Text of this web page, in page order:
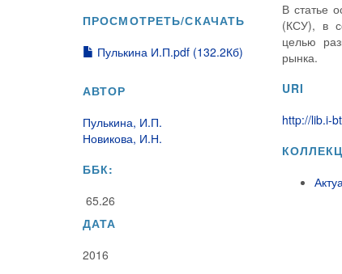
ПРОСМОТРЕТЬ/СКАЧАТЬ
Пулькина И.П.pdf (132.2Кб)
АВТОР
Пулькина, И.П.
Новикова, И.Н.
ББК:
65.26
ДАТА
2016
В статье
(КСУ), в
целью
рынка.
URI
http://lib.i-